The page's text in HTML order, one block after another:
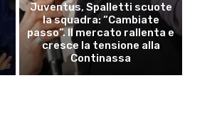
Juventus, Spalletti scuote
la squadra: “Cambiate
passo”. Il mercato rallenta e
cresce la tensione alla
Continassa